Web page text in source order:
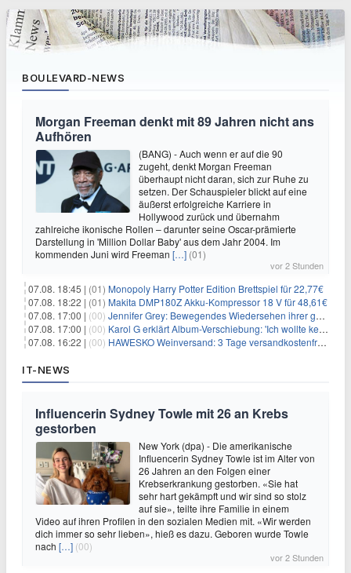
BOULEVARD-NEWS
Morgan Freeman denkt mit 89 Jahren nicht ans
Aufhören
(BANG) - Auch wenn er auf die 90
zugeht, denkt Morgan Freeman
überhaupt nicht daran, sich zur Ruhe zu
setzen. Der Schauspieler blickt auf eine
äußerst erfolgreiche Karriere in
Hollywood zurück und übernahm
zahlreiche ikonische Rollen – darunter seine Oscar-prämierte
Darstellung in 'Million Dollar Baby' aus dem Jahr 2004. Im
kommenden Juni wird Freeman […] (01)
vor 2 Stunden
07.08. 18:45 | (01) Monopoly Harry Potter Edition Brettspiel für 22,77€
07.08. 18:22 | (01) Makita DMP180Z Akku-Kompressor 18 V für 48,61€
07.08. 17:00 | (00) Jennifer Grey: Bewegendes Wiedersehen ihrer geschiedenen Eltern kurz vor dem Tod ihrer Mutter
07.08. 17:00 | (00) Karol G erklärt Album-Verschiebung: 'Ich wollte keine persönliche Situation ausnutzen'
07.08. 16:22 | (00) HAWESKO Weinversand: 3 Tage versandkostenfrei bestellen (MBW 25€)
IT-NEWS
Influencerin Sydney Towle mit 26 an Krebs
gestorben
New York (dpa) - Die amerikanische
Influencerin Sydney Towle ist im Alter von
26 Jahren an den Folgen einer
Krebserkrankung gestorben. «Sie hat
sehr hart gekämpft und wir sind so stolz
auf sie», teilte ihre Familie in einem
Video auf ihren Profilen in den sozialen Medien mit. «Wir werden
dich immer so sehr lieben», hieß es dazu. Geboren wurde Towle
nach […] (00)
vor 2 Stunden